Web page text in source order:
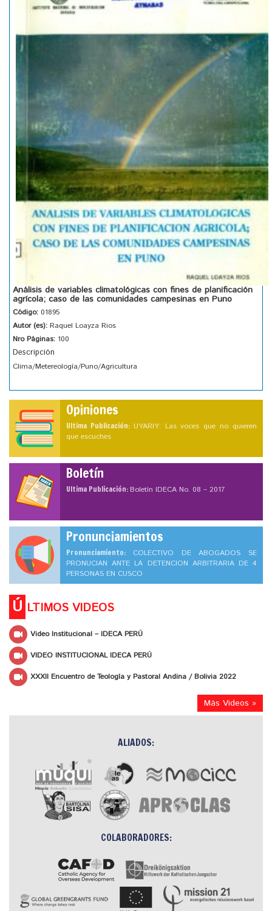
Análisis de variables climatológicas con fines de planificación
agrícola; caso de las comunidades campesinas en Puno
Código: 01895
Autor (es): Raquel Loayza Rios
Nro Páginas: 100
Descripción
Clima/Metereología/Puno/Agricultura
Opiniones
Ultima Publicación: UYARIY: Las voces que no quieren
que escuches
Boletín
Ultima Publicación:Boletín IDECA No. 08 – 2017
Pronunciamientos
Pronunciamiento: COLECTIVO DE ABOGADOS SE
PRONUCIAN ANTE LA DETENCION ARBITRARIA DE 4
PERSONAS EN CUSCO
Ú LTIMOS VIDEOS
Video Institucional – IDECA PERÚ
VIDEO INSTITUCIONAL IDECA PERÚ
XXXII Encuentro de Teología y Pastoral Andina / Bolivia 2022
Más Videos »
ALIADOS:
COLABORADORES: